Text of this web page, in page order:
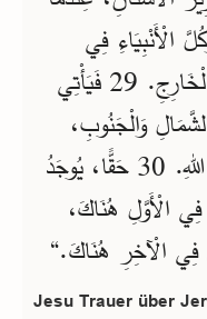
الْأَنْبِيَاءِ فِي
مَمْلَكَةِ اللهِ، وَأَنْتُمْ مَطْرُودُونَ فِي الْخَارِجِ. 29 فَيَأْتِي
وَالْجَنُوبِ،
وَيَجْلِسُونَ فِي الْوَلِيمَةِ فِي مَمْلَكَةِ اللهِ. 30 حَقًّا، يُوجَدُ
الْأَوَّلِ هُنَاكَ،
الْآخِرِ هُنَاكَ.“
Jesu Trauer über